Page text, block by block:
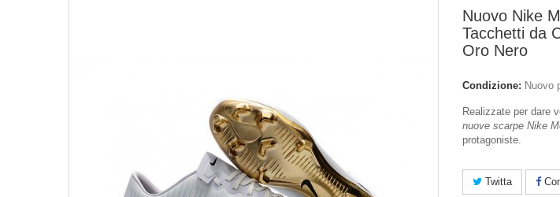
Nuovo Nike
Tacchetti da
Oro Nero
Condizione: Nuovo
Realizzate per dare
nuove scarpe Nike
protagoniste.
Twitta